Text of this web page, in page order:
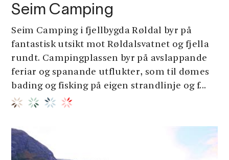
Seim Camping
Seim Camping i fjellbygda Røldal byr på
fantastisk utsikt mot Røldalsvatnet og fjella
rundt. Campingplassen byr på avslappande
feriar og spanande utflukter, som til dømes
bading og fisking på eigen strandlinje og f...